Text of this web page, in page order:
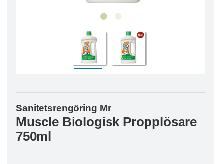
Sanitetsrengöring Mr
Muscle Biologisk Propplösare
750ml